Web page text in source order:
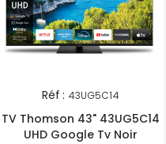
Réf : 43UG5C14
TV Thomson 43" 43UG5C14
UHD Google Tv Noir